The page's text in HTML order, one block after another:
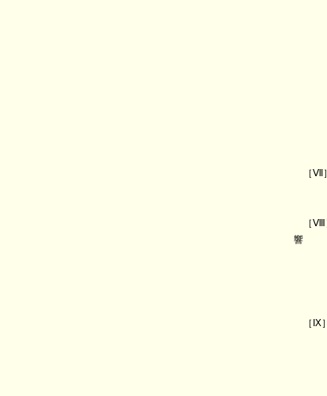
（３
（４
（５
（６
（７
（８
（９
（10
（11
（12
［Ⅶ］
（１
（２
［Ⅷ］
響
（１
（２
（３
（４
［Ⅸ